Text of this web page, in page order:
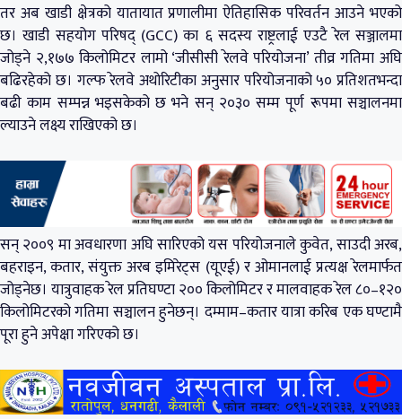
तर अब खाडी क्षेत्रको यातायात प्रणालीमा ऐतिहासिक परिवर्तन आउने भएको
छ। खाडी सहयोग परिषद् (GCC) का ६ सदस्य राष्ट्रलाई एउटै रेल सञ्जालमा
जोड्ने २,१७७ किलोमिटर लामो ‘जीसीसी रेलवे परियोजना’ तीव्र गतिमा अघि
बढिरहेको छ। गल्फ रेलवे अथोरिटीका अनुसार परियोजनाको ५० प्रतिशतभन्दा
बढी काम सम्पन्न भइसकेको छ भने सन् २०३० सम्म पूर्ण रूपमा सञ्चालनमा
ल्याउने लक्ष्य राखिएको छ।
सन् २००९ मा अवधारणा अघि सारिएको यस परियोजनाले कुवेत, साउदी अरब,
बहराइन, कतार, संयुक्त अरब इमिरेट्स (यूएई) र ओमानलाई प्रत्यक्ष रेलमार्फत
जोड्नेछ। यात्रुवाहक रेल प्रतिघण्टा २०० किलोमिटर र मालवाहक रेल ८०–१२०
किलोमिटरको गतिमा सञ्चालन हुनेछन्। दम्माम–कतार यात्रा करिब एक घण्टामै
पूरा हुने अपेक्षा गरिएको छ।